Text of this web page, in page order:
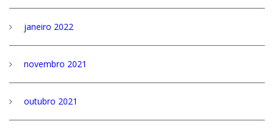
janeiro 2022
novembro 2021
outubro 2021